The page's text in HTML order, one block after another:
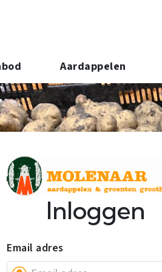
Aardappelen
Uien
Inloggen
Email adres